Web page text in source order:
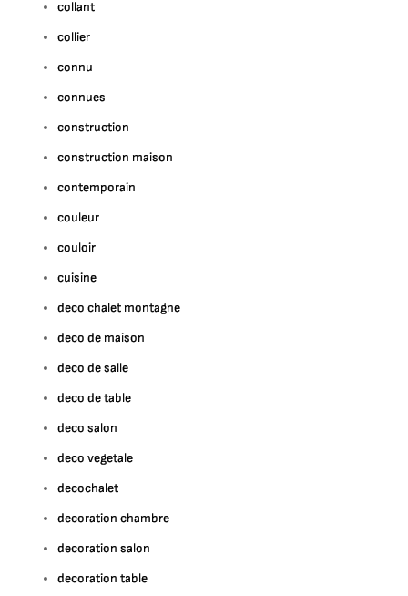
collant
collier
connu
connues
construction
construction maison
contemporain
couleur
couloir
cuisine
deco chalet montagne
deco de maison
deco de salle
deco de table
deco salon
deco vegetale
decochalet
decoration chambre
decoration salon
decoration table